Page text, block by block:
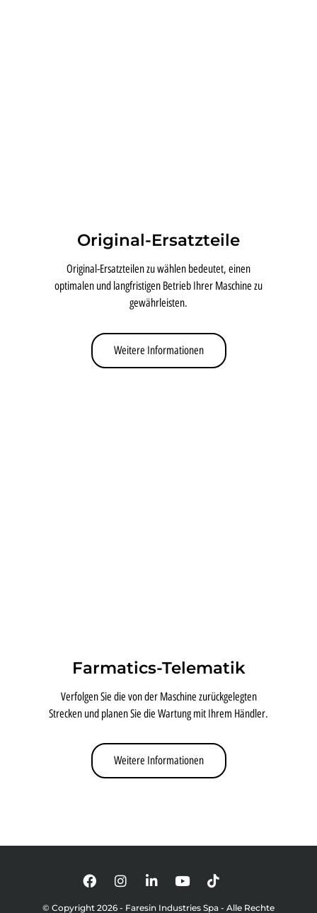
Original-Ersatzteile
Original-Ersatzteilen zu wählen bedeutet, einen
optimalen und langfristigen Betrieb Ihrer Maschine zu
gewährleisten.
Weitere Informationen
Farmatics-Telematik
Verfolgen Sie die von der Maschine zurückgelegten
Strecken und planen Sie die Wartung mit Ihrem Händler.
Weitere Informationen
© Copyright 2026 - Faresin Industries Spa - Alle Rechte